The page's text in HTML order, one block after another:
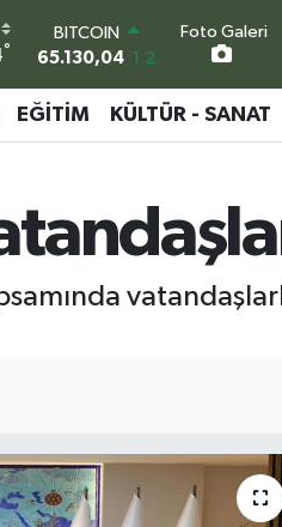
°
65.130,04
1.2
DOLAR
EURO
GRAM ALTIN
6618.49
2.12
BİST100
13.773
Foto Galeri
EĞITIM KÜLTÜR - SANAT